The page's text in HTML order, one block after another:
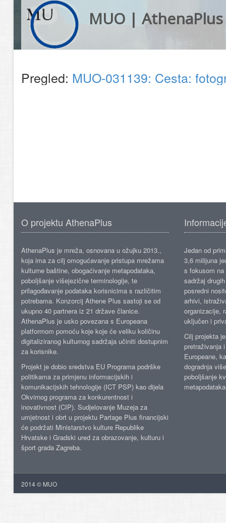
MUO | AthenaPlus
Pregled: MUO-031139: Cesta:
O projektu AthenaPlus
AthenaPlus je mreža, osnovana u ožujku 2013.,
koja ima za cilj omogućavanje pristupa mrežama
kulturne baštine, obogaćivanje metapodataka,
poboljšanje višejezične terminologije, te
prilagođavanje podataka korisnicima s različitim
potrebama. Konzorcij Athene Plus sastoji se od
ukupno 40 partnera iz 21 države članice.
AthenaPlus je usko povezana s Europeana
platformom pomoću koje koje će veliku količinu
digitaliziranog kulturnog sadržaja učiniti dostupnim
za korisnike.
Projekt je dobio sredstva EU Programa podrške
politikama za primjenu informacijskih i
komunikacijskih tehnologije (ICT PSP) kao dijela
Okvirnog programa za konkurentnost i
inovativnost (CIP). Sudjelovanje Muzeja za
umjetnost i obrt u projektu Partage Plus financijski
će podržati Ministarstvo kulture Republike
Hrvatske i Gradski ured za obrazovanje, kulturu i
šport grada Zagreba.
Jedan od
3,6 milijuna
s fokusom
sadržaj
posredni
arhivi,
organizacije,
uključen i
Cilj projekta
pretraživanja
Europeane,
dogradnja
poboljšanje
2014 © MUO